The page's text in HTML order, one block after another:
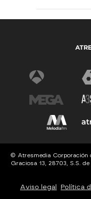
© Atresmedia Corporación
Graciosa 13, 28703, S.S.
Aviso legal Política